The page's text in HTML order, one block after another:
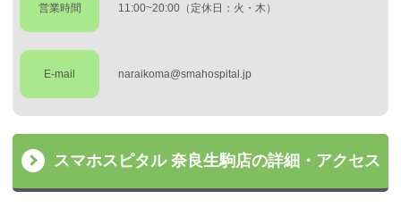
営業時間 11:00~20:00（定休日：火・木）
E-mail naraikoma@smahospital.jp
スマホスピタル 奈良生駒店の詳細・アクセス